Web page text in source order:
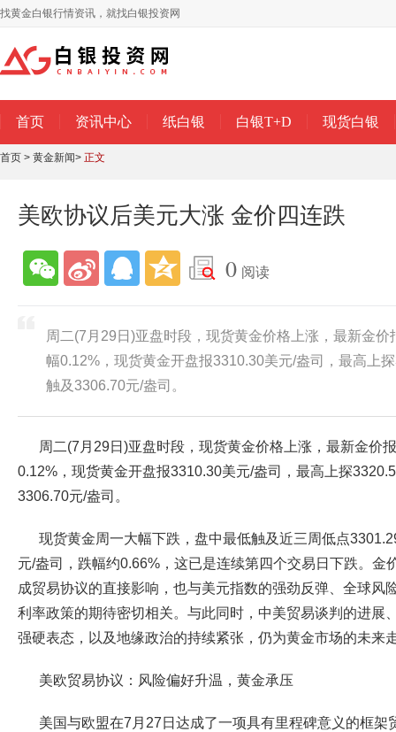
找黄金白银行情资讯，就找白银投资网
首页 资讯中心 纸白银 白银T+D 现货白银
首页 > 黄金新闻> 正文
美欧协议后美元大涨 金价四连跌
0 阅读
周二(7月29日)亚盘时段，现货黄金价格上涨，最新金
幅0.12%，现货黄金开盘报3310.30美元/盎司，最高上
触及3306.70元/盎司。
周二(7月29日)亚盘时段，现货黄金价格上涨，最新金价
0.12%，现货黄金开盘报3310.30美元/盎司，最高上探
3306.70元/盎司。
现货黄金周一大幅下跌，盘中最低触及近三周低点
元/盎司，跌幅约0.66%，这已是连续第四个交易日下跌。金
成贸易协议的直接影响，也与美元指数的强劲反弹、全球风
利率政策的期待密切相关。与此同时，中美贸易谈判的进展
强硬表态，以及地缘政治的持续紧张，仍为黄金市场的未来
美欧贸易协议：风险偏好升温，黄金承压
美国与欧盟在7月27日达成了一项具有里程碑意义的框架